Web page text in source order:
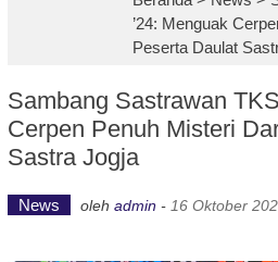
’24: Menguak
Peserta Daulat
Sambang Sastrawan
Cerpen Penuh Misteri
Sastra Jogja
News oleh admin - 16 Oktober